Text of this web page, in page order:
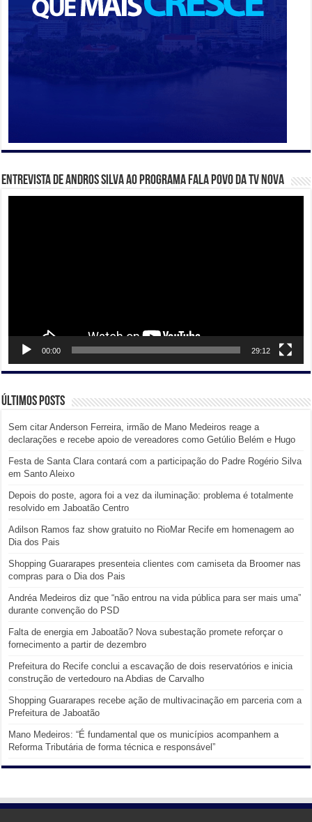
Entrevista de Andros Silva ao programa Fala Povo da TV Nova
00:00 29:12
Últimos posts
Sem citar Anderson Ferreira, irmão de Mano Medeiros reage a
declarações e recebe apoio de vereadores como Getúlio Belém e Hugo
Festa de Santa Clara contará com a participação do Padre Rogério Silva
em Santo Aleixo
Depois do poste, agora foi a vez da iluminação: problema é totalmente
resolvido em Jaboatão Centro
Adilson Ramos faz show gratuito no RioMar Recife em homenagem ao
Dia dos Pais
Shopping Guararapes presenteia clientes com camiseta da Broomer nas
compras para o Dia dos Pais
Andréa Medeiros diz que “não entrou na vida pública para ser mais uma”
durante convenção do PSD
Falta de energia em Jaboatão? Nova subestação promete reforçar o
fornecimento a partir de dezembro
Prefeitura do Recife conclui a escavação de dois reservatórios e inicia
construção de vertedouro na Abdias de Carvalho
Shopping Guararapes recebe ação de multivacinação em parceria com a
Prefeitura de Jaboatão
Mano Medeiros: “É fundamental que os municípios acompanhem a
Reforma Tributária de forma técnica e responsável”